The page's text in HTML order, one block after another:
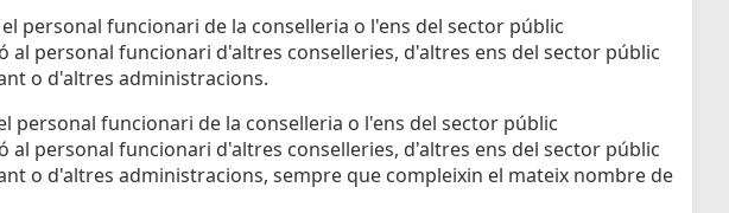
personal funcionari de la conselleria o l'ens del sector públic
personal funcionari d'altres conselleries, d'altres ens del sector públic
o d'altres administracions.
personal funcionari de la conselleria o l'ens del sector públic
personal funcionari d'altres conselleries, d'altres ens del sector públic
o d'altres administracions, sempre que compleixin el mateix nombre de